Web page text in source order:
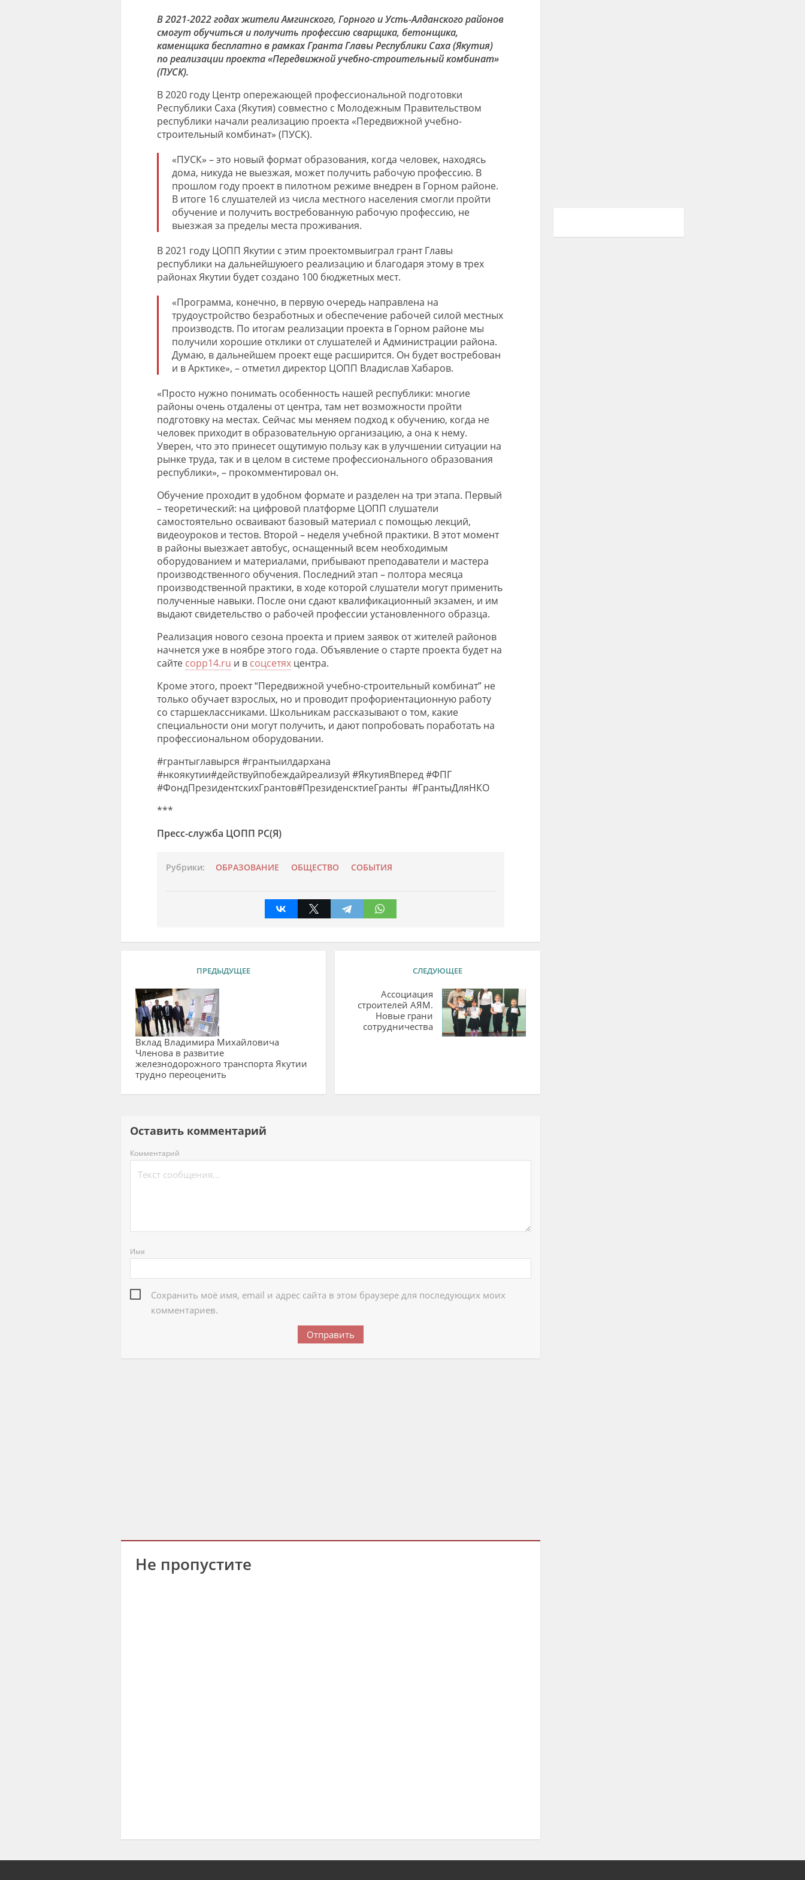
В 2021-2022 годах жителиАмгинского, Горного иУсть-Алданскогорайонов
смогут обучиться и получить профессиюсварщика, бетонщика,
каменщика бесплатно в рамкахГранта ГлавыРеспублики Саха (Якутия)
пореализации проекта «Передвижной учебно-строительный комбинат»
(ПУСК).
В 2020 году Центр опережающей профессиональной подготовки
Республики Саха (Якутия) совместно с Молодежным Правительством
республики начали реализацию проекта «Передвижной учебно-
строительный комбинат» (ПУСК).
«ПУСК» –это новый формат образования, когда человек, находясь
дома, никуда не выезжая, может получить рабочую профессию. В
прошлом году проект в пилотном режиме внедрен в Горном районе.
В итоге 16 слушателей из числа местного населения смогли пройти
обучение и получить востребованную рабочую профессию, не
выезжая за пределы места проживания.
В 2021 году ЦОПП Якутии с этим проектомвыиграл грант Главы
республики на дальнейшуюего реализациюи благодаря этомув трех
районахЯкутии будет создано 100 бюджетных мест.
«Программа, конечно, в первую очередь направлена на
трудоустройство безработных и обеспечение рабочей силой местных
производств. По итогам реализации проекта в Горном районе мы
получили хорошие отклики от слушателей и Администрации района.
Думаю, в дальнейшем проектеще расширится. Он будет востребован
и в Арктике», – отметил директор ЦОПП ВладиславХабаров.
«Просто нужно понимать особенность нашей республики: многие
районы очень отдалены от центра, там нет возможности пройти
подготовку на местах. Сейчас мы меняем подход к обучению, когда не
человек приходит в образовательную организацию, а она к нему.
Уверен, что это принесет ощутимую пользу как в улучшении ситуации на
рынке труда, так и в целом в системе профессионального образования
республики», – прокомментировал он.
Обучение проходит в удобном формате и разделен на три этапа. Первый
– теоретический: на цифровой платформе ЦОПП слушатели
самостоятельно осваивают базовый материал с помощью лекций,
видеоуроков и тестов. Второй – неделя учебной практики. В этот момент
в районы выезжаетавтобус, оснащенный всем необходимым
оборудованием и материалами, прибывают преподаватели и мастера
производственного обучения. Последний этап – полтора месяца
производственной практики, в ходе которой слушатели могут применить
полученные навыки. После они сдают квалификационный экзамен, и им
выдаютсвидетельство о рабочей профессии установленного образца.
Реализация нового сезона проекта и прием заявок от жителей районов
начнется уже в ноябре этого года. Объявление о старте проекта будет на
сайте copp14.ru и в соцсетяхцентра.
Кроме этого, проект “Передвижной учебно-строительный комбинат” не
только обучает взрослых, но и проводит профориентационную работу
со старшеклассниками. Школьникам рассказывают о том, какие
специальности они могут получить, и дают попробовать поработать на
профессиональном оборудовании.
#грантыглавырся #грантыилдархана
#нкоякутии#действуйпобеждайреализуй #ЯкутияВперед#ФПГ
#ФондПрезидентскихГрантов#ПрезиденсктиеГранты #ГрантыДляНКО
***
Пресс-служба ЦОПП РС(Я)
Рубрики: ОБРАЗОВАНИЕ ОБЩЕСТВО СОБЫТИЯ
ПРЕДЫДУЩЕЕ
Вклад Владимира Михайловича
Членова в развитие
железнодорожного транспорта Якутии
трудно переоценить
СЛЕДУЮЩЕЕ
Ассоциация
строителей АЯМ.
Новые грани
сотрудничества
Оставить комментарий
Комментарий
Имя
Сохранить моё имя, email и адрес сайта в этом браузере для последующих моих
комментариев.
Не пропустите